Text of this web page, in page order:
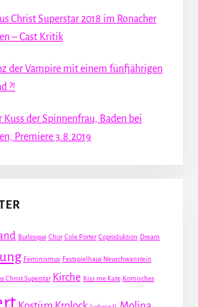
Christ Superstar 2018 im Ronacher
– Cast Kritik
der Vampire mit einem fünfjährigen
?!
Kuss der Spinnenfrau, Baden bei
Premiere 3.8.2019
Burlesque Chor Cole Porter Coproduktion Dream
Feminismus Festspielhaus Neuschwanstein
Christ Superstar Kirche Kiss me Kate Komisches